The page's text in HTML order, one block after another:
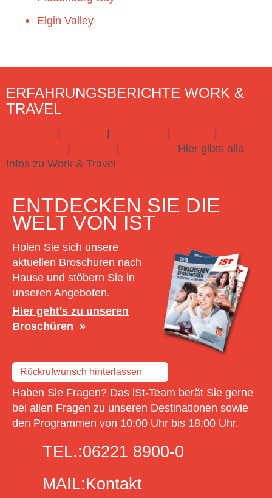
Elgin Valley
ERFAHRUNGSBERICHTE WORK &
TRAVEL
| | |
|
| |
Hier gibts alle
Infos zu Work & Travel
ENTDECKEN SIE DIE
WELT VON IST
Holen Sie sich unsere
aktuellen Broschüren nach
Hause und stöbern Sie in
unseren Angeboten.
Hier geht's zu unseren
Broschüren
Rückrufwunsch hinterlassen
Haben Sie Fragen? Das iSt-Team berät Sie gerne
bei allen Fragen zu unseren Destinationen sowie
den Programmen von 10:00 Uhr bis 18:00 Uhr.
TEL.:06221 8900-0
MAIL:Kontakt